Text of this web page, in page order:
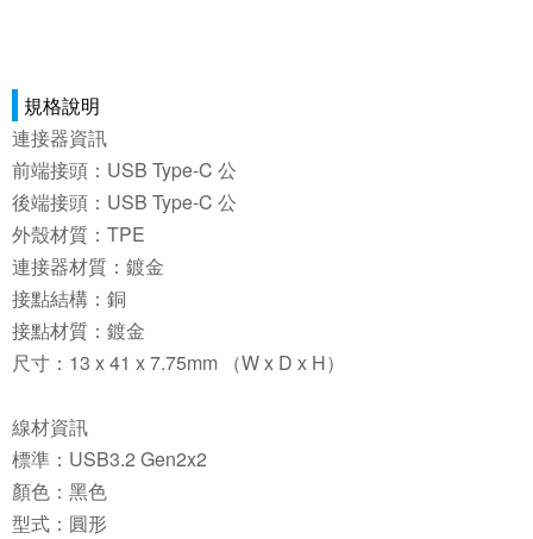
規格說明
連接器資訊
前端接頭：USB Type-C 公
後端接頭：USB Type-C 公
外殼材質：TPE
連接器材質：鍍金
接點結構：銅
接點材質：鍍金
尺寸：13 x 41 x 7.75mm （W x D x H）
線材資訊
標準：USB3.2 Gen2x2
顏色：黑色
型式：圓形